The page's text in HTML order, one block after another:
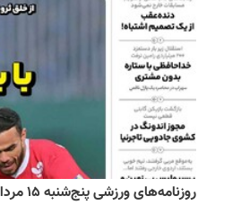
روزنامه‌های ورزشی پنج‌شنبه ۱۵ مرداد ۱۴۰۵